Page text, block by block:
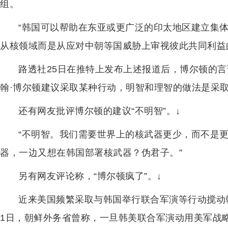
组。
“韩国可以帮助在东亚或更广泛的印太地区建立集
从核领域而是从应对中朝等国威胁上审视彼此共同利
路透社25日在推特上发布上述报道后，博尔顿的
翰·博尔顿建议采取某种行动，明智和理智的做法是采
还有网友批评博尔顿的建议“不明智”。↓
“不明智。我们需要世界上的核武器更少，而不是
器，一边又想在韩国部署核武器？伪君子。”
另有网友评论称，“博尔顿疯了”。↓
近来美国频繁采取与韩国举行联合军演等行动搅
1日，朝鲜外务省曾称，一旦韩美联合军演动用美军